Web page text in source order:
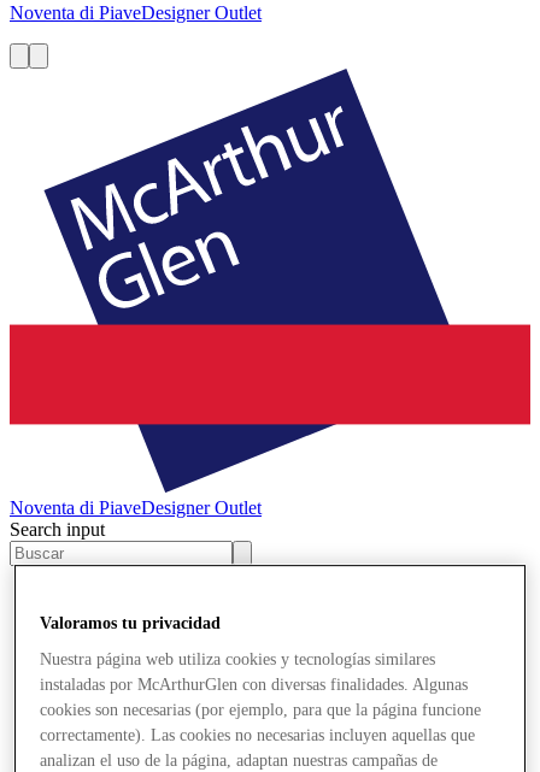
Noventa di PiaveDesigner Outlet
Noventa di PiaveDesigner Outlet
Search input
Ofertas
Planifica tu visita
¿Qué pasa?
Comer y beber
Tarjetas regalo
Servicios
Guía de destinos
Valoramos tu privacidad
Nuestra página web utiliza cookies y tecnologías similares
instaladas por McArthurGlen con diversas finalidades. Algunas
cookies son necesarias (por ejemplo, para que la página funcione
correctamente). Las cookies no necesarias incluyen aquellas que
analizan el uso de la página, adaptan nuestras campañas de